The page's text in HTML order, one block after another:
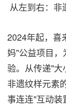
从左到右：非
2024年起，喜
妈"公益项目
验。从传递"
非遗纹样元素
事连连"互动